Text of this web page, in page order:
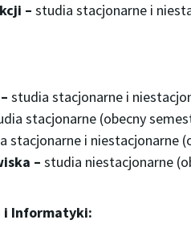
– studia stacjonarne i
studia stacjonarne i
stacjonarne (obecny
stacjonarne i niestacjonarne
– studia niestacjonarne
i Informatyki: